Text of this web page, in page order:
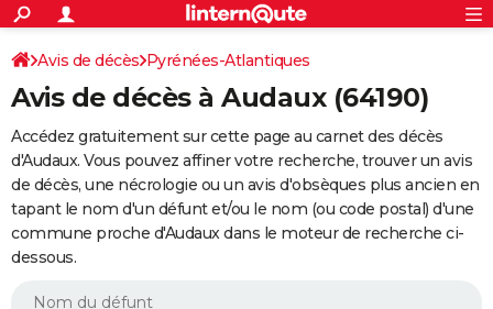
ACTUALITÉS
Politique
Société
Faits Divers
Education
Monde
Villes
+
SPORT
Coupe du monde 2026
Football
Tennis
Cyclisme
Rugby
Forum
Programme TV
TNT
Streaming
Cinéma
Sorties cinéma
Musique
+
FINANCE
Retraite
Epargne
Immobilier
Risques naturels par ville
Assurance
AUTO
Essais
Réserver un essai
Citadines
Berlines
SUV
Forum auto
+
HIGH-TECH
BRICOLAGE
S'inscrire
Connexion
Avis de décès Pyrénées-Atlantiques
Avis de décès à Audaux (64190)
Accédez gratuitement sur cette page au carnet des décès
d'Audaux. Vous pouvez affiner votre recherche, trouver un avis
de décès, une nécrologie ou un avis d'obsèques plus ancien en
tapant le nom d'un défunt et/ou le nom (ou code postal) d'une
commune proche d'Audaux dans le moteur de recherche ci-
dessous.